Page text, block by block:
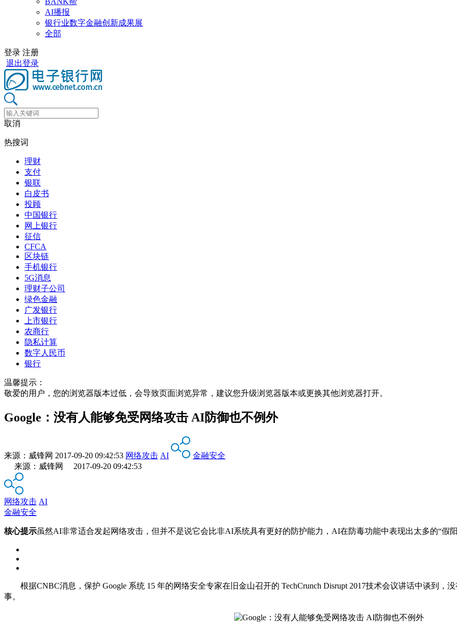
AI播报
银行业数字金融创新成果展
全部
登录 注册
退出登录
取消
热搜词
理财
支付
银联
白皮书
投顾
中国银行
网上银行
征信
CFCA
区块链
手机银行
5G消息
理财子公司
绿色金融
广发银行
上市银行
农商行
隐私计算
数字人民币
银行
温馨提示：
敬爱的用户，您的浏览器版本过低，会导致页面浏览异常，建议您升级浏览器版本或更换其他浏览器打开。
Google：没有人能够免受网络攻击 AI防御也不例外
来源： 威锋网 2017-09-20 09:42:53 网络攻击 AI
金融安全
来源：威锋网 2017-09-20 09:42:53
网络攻击 AI
金融安全
核心提示虽然AI非常适合发起网络攻击，但并不是说它会比非AI系统具有更好的防护能力，AI在防毒功能中表现出太多的“假
根据CNBC消息，保护 Google 系统 15 年的网络安全专家在旧金山召开的 TechCrunch Disrupt 2017技术会议讲话中谈到，
事。